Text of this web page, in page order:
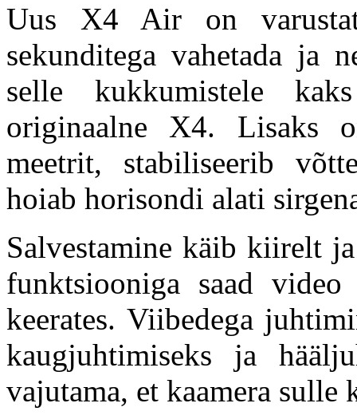
Uus X4 Air on
sekunditega vahetada ja
selle kukkumistele
originaalne X4. Lisaks
meetrit, stabiliseerib
hoiab horisondi alati
Salvestamine käib kiirelt
funktsiooniga saad
keerates. Viibedega
kaugjuhtimiseks ja
vajutama, et kaamera sulle